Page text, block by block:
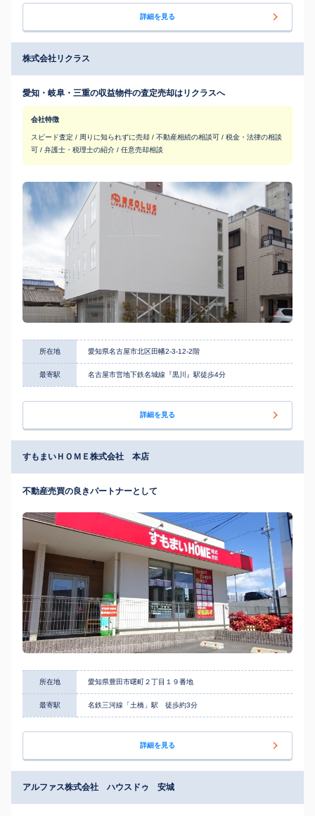
詳細を見る
株式会社リクラス
愛知・岐阜・三重の収益物件の査定売却はリクラスへ
会社特徴
スピード査定 / 周りに知られずに売却 / 不動産相続の相談可 / 税金・法律の相談
可 / 弁護士・税理士の紹介 / 任意売却相談
所在地 愛知県名古屋市北区田幡2-3-12-2階
最寄駅 名古屋市営地下鉄名城線『黒川』駅徒歩4分
詳細を見る
すもまいＨＯＭＥ株式会社 本店
不動産売買の良きパートナーとして
所在地 愛知県豊田市曙町２丁目１９番地
最寄駅 名鉄三河線「土橋」駅 徒歩約3分
詳細を見る
アルファス株式会社 ハウスドゥ 安城